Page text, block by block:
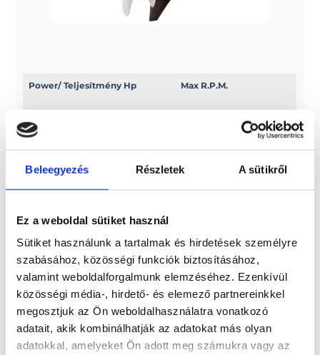
Beleegyezés Részletek A sütikről
Ez a weboldal sütiket használ
Sütiket használunk a tartalmak és hirdetések személyre
szabásához, közösségi funkciók biztosításához,
valamint weboldalforgalmunk elemzéséhez. Ezenkívül
közösségi média-, hirdető- és elemező partnereinkkel
megosztjuk az Ön weboldalhasználatra vonatkozó
adatait, akik kombinálhatják az adatokat más olyan
adatokkal, amelyeket Ön adott meg számukra vagy az
Power/ Teljesítmény Hp
Power/ Teljesítmény Kw
Max R.P.M.
Swept volume
Visszahívást kérek!